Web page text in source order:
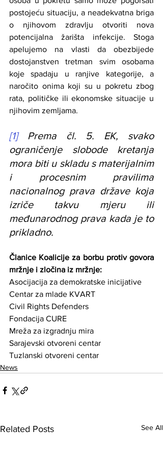
postojeću situaciju, a neadekvatna briga
o njihovom zdravlju otvoriti nova
potencijalna žarišta infekcije. Stoga
apelujemo na vlasti da obezbijede
dostojanstven tretman svim osobama
koje spadaju u ranjive kategorije, a
naročito onima koji su u pokretu zbog
rata, političke ili ekonomske situacije u
njihovim zemljama.
[1] Prema čl. 5. EK, svako
ograničenje slobode kretanja
mora biti u skladu s materijalnim
i procesnim pravilima
nacionalnog prava države koja
izriče takvu mjeru ili
međunarodnog prava kada je to
prikladno.
Članice Koalicije za borbu protiv govora
mržnje i zločina iz mržnje:
Asocijacija za demokratske inicijative
Centar za mlade KVART
Civil Rights Defenders
Fondacija CURE
Mreža za izgradnju mira
Sarajevski otvoreni centar
Tuzlanski otvoreni centar
News
Related Posts See All